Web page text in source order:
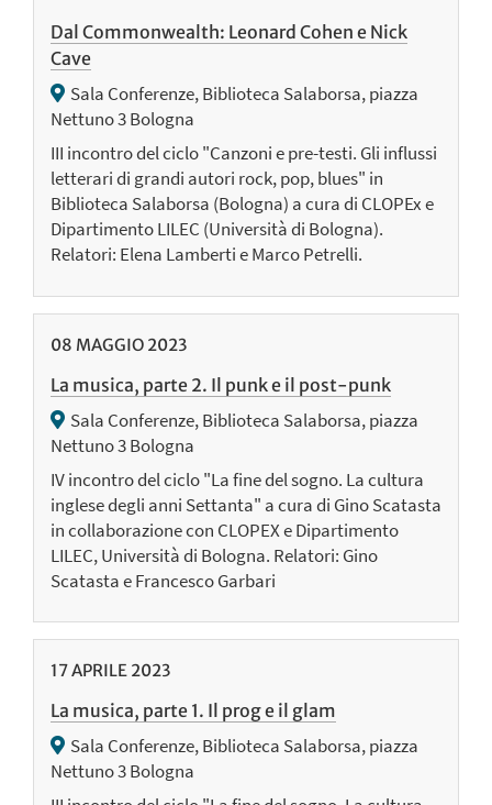
Dal Commonwealth: Leonard Cohen e Nick
Cave
Sala Conferenze, Biblioteca Salaborsa, piazza
Nettuno 3 Bologna
III incontro del ciclo "Canzoni e pre-testi. Gli influssi
letterari di grandi autori rock, pop, blues" in
Biblioteca Salaborsa (Bologna) a cura di CLOPEx e
Dipartimento LILEC (Università di Bologna).
Relatori: Elena Lamberti e Marco Petrelli.
08 MAGGIO 2023
La musica, parte 2. Il punk e il post-punk
Sala Conferenze, Biblioteca Salaborsa, piazza
Nettuno 3 Bologna
IV incontro del ciclo "La fine del sogno. La cultura
inglese degli anni Settanta" a cura di Gino Scatasta
in collaborazione con CLOPEX e Dipartimento
LILEC, Università di Bologna. Relatori: Gino
Scatasta e Francesco Garbari
17APRILE 2023
La musica, parte 1. Il prog e il glam
Sala Conferenze, Biblioteca Salaborsa, piazza
Nettuno 3 Bologna